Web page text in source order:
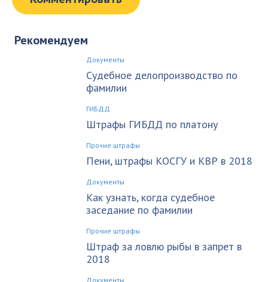
Рекомендуем
Документы
Судебное делопроизводство по
фамилии
ГИБДД
Штрафы ГИБДД по платону
Прочие штрафы
Пени, штрафы КОСГУ и КВР в 2018
Документы
Как узнать, когда судебное
заседание по фамилии
Прочие штрафы
Штраф за ловлю рыбы в запрет в
2018
Документы